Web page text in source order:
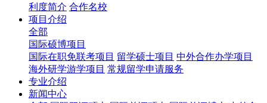
利度简介 合作名校
项目介绍
全部
国际硕博项目
国际在职免联考项目 留学硕士项目 中外合作办学项目
海外研学游学项目 常规留学申请服务
专业介绍
新闻中心